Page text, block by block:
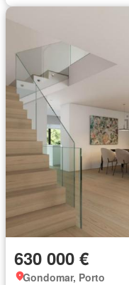
630 000 €
Gondomar, Porto